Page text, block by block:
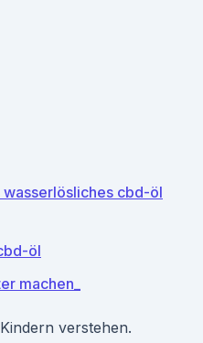
cbd-öl
öl
machen_
verstehen.